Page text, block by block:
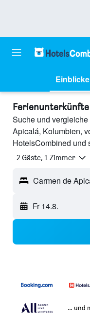
Einblicke
Suche und
Apicalá, Kolumbien,
HotelsCombined und
2 Gäste, 1 Zimmer
Carmen de
Fr 14.8.
… und